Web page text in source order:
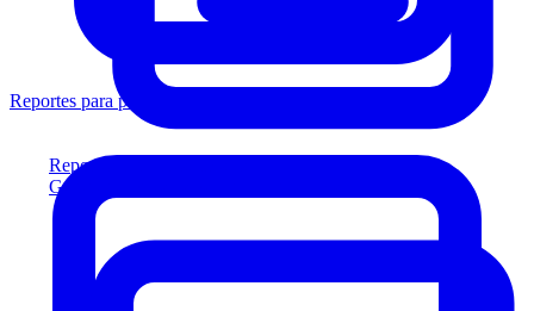
Reportes para prestamistas
Genere reportes listos para el prestamista
Reportes para prestamistas